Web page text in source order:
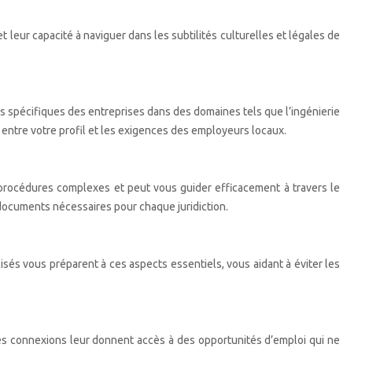
leur capacité à naviguer dans les subtilités culturelles et légales de
des entreprises dans des domaines tels que l’ingénierie
votre profil et les exigences des employeurs locaux.
complexes et peut vous guider efficacement à travers le
nécessaires pour chaque juridiction.
vous préparent à ces aspects essentiels, vous aidant à éviter les
leur donnent accès à des opportunités d’emploi qui ne